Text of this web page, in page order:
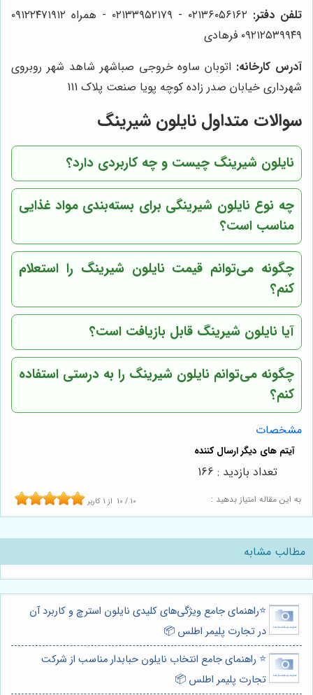
تلفن دفتر:
۰۲۱۳۶۰۵۶۱۶۲ - ۰۲۱۳۳۹۵۲۱۷۹ - همراه ۰۹۱۲۲۴۷۱۹۱۲
۰۹۲۱۲۵۳۹۹۴۹ فرهادی
آدرس کارخانه: اتوبان ساوه خروجی صباشهر شاهد شهر روبروی
شهرداری خیابان صدر زاده کوچه پویا صنعت پلاک 111
سوالات متداول نایلون شیرینگ
نایلون شیرینگ چیست و چه کاربردی دارد؟
چه نوع نایلون شیرینگی برای بسته‌بندی مواد غذایی
مناسب است؟
چگونه می‌توانم قیمت نایلون شیرینگ را استعلام
کنم؟
آیا نایلون شیرینگ قابل بازیافت است؟
چگونه می‌توانم نایلون شیرینگ را به درستی استفاده
کنم؟
مشخصات
به این مقاله امتیاز بدهید : 10 / 10 از 1 کاربر
تعداد بازدید : 166
مطالب مشابه
⭐️راهنمای جامع ویژگی‌های کلیدی نایلون استرچ و کاربرد آن
در تجارت پلیمر اطلس 📦
⭐️ راهنمای جامع انتخاب نایلون حبابدار مناسب از شرکت
تجارت پلیمر اطلس 📦